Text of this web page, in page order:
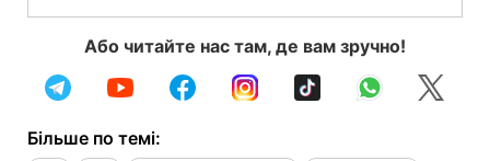
Або читайте нас там, де вам зручно!
Більше по темі: